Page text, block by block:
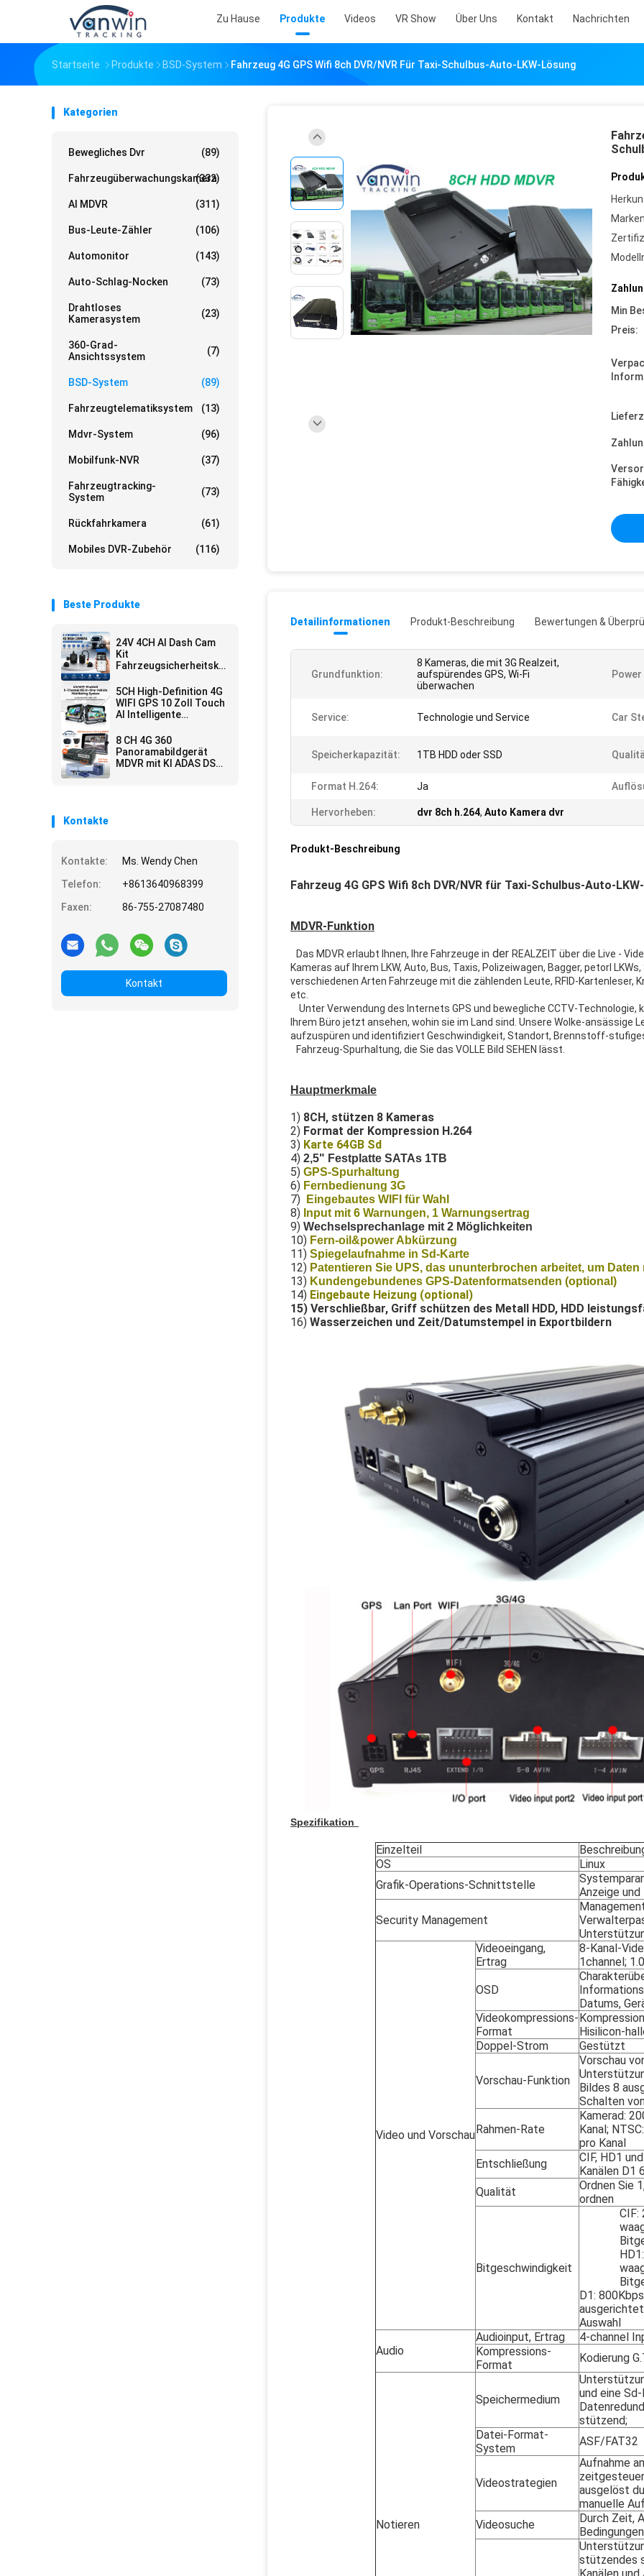
Zu Hause Produkte Videos VR Show Über Uns Kontakt Nachrichten
Startseite Produkte BSD-System Fahrzeug 4G GPS Wifi 8ch DVR/NVR Für Taxi-Schulbus-Auto-LKW-Lösung
Kategorien
Bewegliches Dvr (89)
Fahrzeugüberwachungskamera
(332)
AI MDVR (311)
Bus-Leute-Zähler (106)
Automonitor (143)
Auto-Schlag-Nocken (73)
Drahtloses
Kamerasystem
(23)
360-Grad-
Ansichtssystem
(7)
BSD-System (89)
Fahrzeugtelematiksystem (13)
Mdvr-System (96)
Mobilfunk-NVR (37)
Fahrzeugtracking-
System
(73)
Rückfahrkamera (61)
Mobiles DVR-Zubehör (116)
Beste Produkte
24V 4CH AI Dash Cam
Kit
Fahrzeugsicherheitskamera
Seitenkamera für
Lkw/Bus
5CH High-Definition 4G
WIFI GPS 10 Zoll Touch
AI Intelligente
Display
8 CH 4G 360
Panoramabildgerät
MDVR mit KI ADAS DSM
Kontakte
Kontakte:
Ms. Wendy Chen
Telefon:
+8613640968399
Faxen:
86-755-27087480
Kontakt
Min
Preis:
Detailinformationen Produkt-Beschreibung Bewertungen &
Grundfunktion:
8 Kameras, die mit 3G Realzeit,
aufspürendes GPS, Wi-Fi
überwachen
Service: Technologie und Service Car
Speicherkapazität: 1TB HDD oder SSD
Format H.264: Ja
Hervorheben: dvr 8ch h.264, Auto Kamera dvr
Produkt-Beschreibung
Fahrzeug 4G GPS Wifi 8ch DVR/NVR für Taxi-Schulbus-Auto-
MDVR-Funktion
Das MDVR erlaubt Ihnen, Ihre Fahrzeuge in der REALZEIT über die Live -
Kameras auf Ihrem LKW, Auto, Bus, Taxis, Polizeiwagen, Bagger, petorl
verschiedenen Arten Fahrzeuge mit die zählenden Leute, RFID-
etc.
Unter Verwendung des Internets GPS und bewegliche CCTV-Technologie,
Ihrem Büro jetzt ansehen, wohin sie im Land sind. Unsere Wolke-
aufzuspüren und identifiziert Geschwindigkeit, Standort, Brennstoff-
Fahrzeug-Spurhaltung, die Sie das VOLLE Bild SEHEN lässt.
Hauptmerkmale
1) 8CH, stützen 8 Kameras
2) Format der Kompression H.264
3) Karte 64GB Sd
4) 2,5" Festplatte SATAs 1TB
5) GPS-Spurhaltung
6) Fernbedienung 3G
7) Eingebautes WIFI für Wahl
8) Input mit 6 Warnungen, 1 Warnungsertrag
9) Wechselsprechanlage mit 2 Möglichkeiten
10) Fern-oil&power Abkürzung
11) Spiegelaufnahme in Sd-Karte
12) Patentieren Sie UPS, das ununterbrochen arbeitet, um
13) Kundengebundenes GPS-Datenformatsenden (optional)
14) Eingebaute Heizung (optional)
15) Verschließbar, Griff schützen des Metall HDD, HDD
16) Wasserzeichen und Zeit/Datumstempel in Exportbildern
Spezifikation
Einzelteil
OS
Linux
Grafik-Operations-Schnittstelle
Anzeige
Security Management
Video und Vorschau
Videoeingang,
Ertrag
8-Kanal-
1channel;
OSD
Datums,
Videokompressions-
Format
Hisilicon-
Doppel-Strom
Gestützt
Vorschau-Funktion
Vorschau
Bildes 8
Schalten
Rahmen-Rate
Kamerad:
Kanal;
pro Kanal
Entschließung
CIF, HD1
Kanälen D1
Qualität
Ordnen Sie
ordnen
Bitgeschwindigkeit
CIF:
D1:
Auswahl
Audio
Audioinput, Ertrag
4-channel
Kompressions-
Format
Kodierung
Notieren
Speichermedium
und eine
stützend;
Datei-Format-
System
ASF/FAT32
Videostrategien
Aufnahme
ausgelöst
manuelle
Videosuche
Durch Zeit,
stützendes